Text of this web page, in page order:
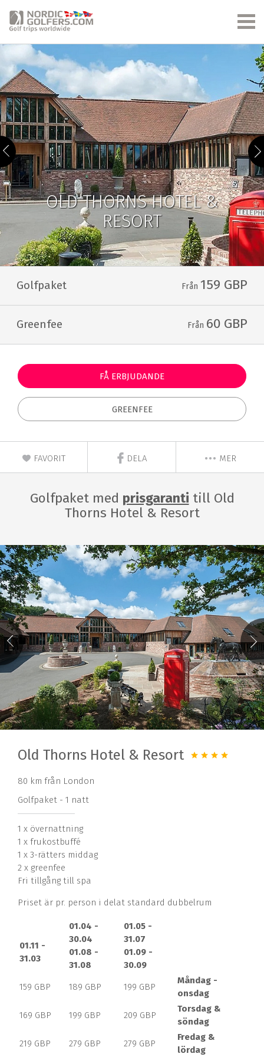
OLD THORNS HOTEL &
RESORT
Golfpaket Från 159 GBP
Greenfee Från 60 GBP
FÅ ERBJUDANDE
GREENFEE
FAVORIT DELA MER
Golfpaket med prisgaranti till Old
Thorns Hotel & Resort
Old Thorns Hotel & Resort
80 km från London
Golfpaket - 1 natt
1 x övernattning
1 x frukostbuffé
1 x 3-rätters middag
2 x greenfee
Fri tillgång till spa
Priset är pr. person i delat standard dubbelrum
01.11 -
31.03
01.04 -
30.04
01.08 -
31.08
01.05 -
31.07
01.09 -
30.09
159 GBP 189 GBP 199 GBP
Måndag -
onsdag
169 GBP 199 GBP 209 GBP
Torsdag &
söndag
219 GBP 279 GBP 279 GBP
Fredag &
lördag